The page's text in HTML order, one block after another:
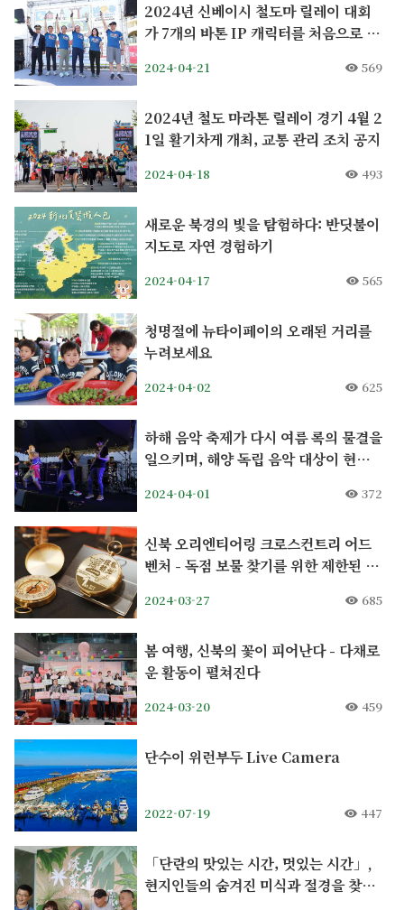
2024년 신베이시 철도마 릴레이 대회
가 7개의 바톤 IP 캐릭터를 처음으로 도
2024-04-21 569
2024년 철도 마라톤 릴레이 경기 4월 2
1일 활기차게 개최, 교통 관리 조치 공지
2024-04-18 493
새로운 북경의 빛을 탐험하다: 반딧불이
지도로 자연 경험하기
2024-04-17 565
청명절에 뉴타이페이의 오래된 거리를
누려보세요
2024-04-02 625
하해 음악 축제가 다시 여름 록의 물결을
일으키며, 해양 독립 음악 대상이 현재
2024-04-01 372
신북 오리엔티어링 크로스컨트리 어드
벤처 - 독점 보물 찾기를 위한 제한된 슬
2024-03-27 685
봄 여행, 신북의 꽃이 피어난다 - 다채로
운 활동이 펼쳐진다
2024-03-20 459
단수이 위런부두 Live Camera
2022-07-19 447
「단란의 맛있는 시간, 멋있는 시간」,
현지인들의 숨겨진 미식과 절경을 찾아